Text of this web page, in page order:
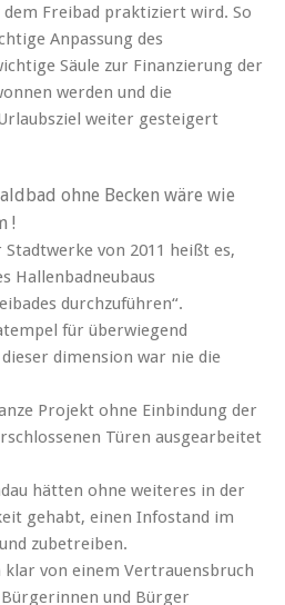
Freibad praktiziert wird. So
Anpassung des
Säule zur Finanzierung der
werden und die
weiter gesteigert
ohne Becken wäre wie
!
von 2011 heißt es,
Hallenbadneubaus
durchzuführen“.
für überwiegend
dimension war nie die
Projekt ohne Einbindung der
Türen ausgearbeitet
hätten ohne weiteres in der
gehabt, einen Infostand im
zubetreiben.
von einem Vertrauensbruch
und Bürger